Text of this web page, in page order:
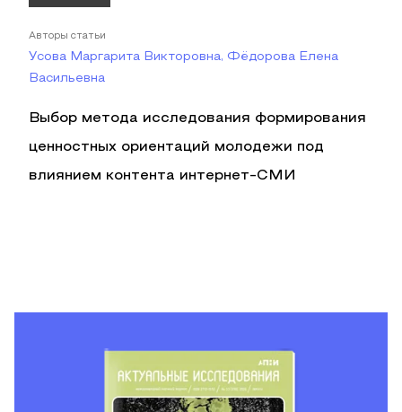
Авторы статьи
Усова Маргарита Викторовна, Фёдорова Елена
Васильевна
Выбор метода исследования формирования
ценностных ориентаций молодежи под
влиянием контента интернет-СМИ